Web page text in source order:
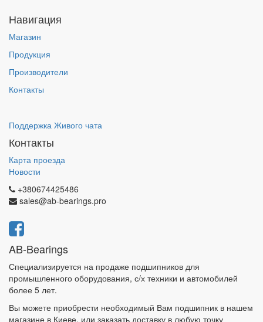
Навигация
Магазин
Продукция
Производители
Контакты
Поддержка Живого чата
Контакты
Карта проезда
Новости
+380674425486
sales@ab-bearings.pro
AB-Bearings
Специализируется на продаже подшипников для
промышленного оборудования, с/х техники и автомобилей
более 5 лет.
Вы можете приобрести необходимый Вам подшипник в нашем
магазине в Киеве, или заказать доставку в любую точку